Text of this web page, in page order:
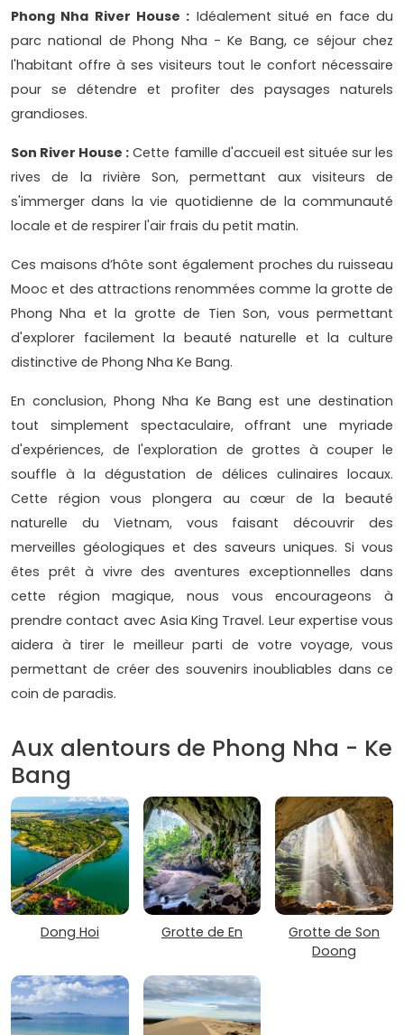
Phong Nha River House : Idéalement situé en face du
parc national de Phong Nha - Ke Bang, ce séjour chez
l'habitant offre à ses visiteurs tout le confort nécessaire
pour se détendre et profiter des paysages naturels
grandioses.
Son River House : Cette famille d'accueil est située sur les
rives de la rivière Son, permettant aux visiteurs de
s'immerger dans la vie quotidienne de la communauté
locale et de respirer l'air frais du petit matin.
Ces maisons d’hôte sont également proches du ruisseau
Mooc et des attractions renommées comme la grotte de
Phong Nha et la grotte de Tien Son, vous permettant
d'explorer facilement la beauté naturelle et la culture
distinctive de Phong Nha Ke Bang.
En conclusion, Phong Nha Ke Bang est une destination
tout simplement spectaculaire, offrant une myriade
d'expériences, de l'exploration de grottes à couper le
souffle à la dégustation de délices culinaires locaux.
Cette région vous plongera au cœur de la beauté
naturelle du Vietnam, vous faisant découvrir des
merveilles géologiques et des saveurs uniques. Si vous
êtes prêt à vivre des aventures exceptionnelles dans
cette région magique, nous vous encourageons à
prendre contact avec Asia King Travel. Leur expertise vous
aidera à tirer le meilleur parti de votre voyage, vous
permettant de créer des souvenirs inoubliables dans ce
coin de paradis.
Aux alentours de Phong Nha - Ke
Bang
Dong Hoi Grotte de En
Grotte de Son
Doong